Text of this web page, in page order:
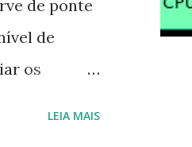
de ponte
de
os
LEIA MAIS